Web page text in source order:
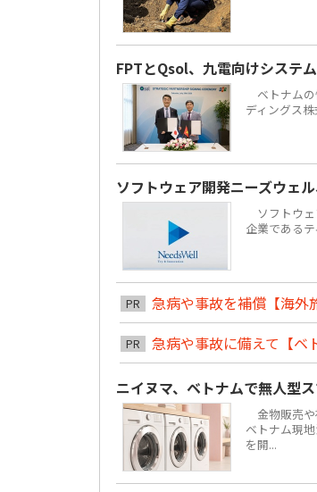
FPTとQsol、九電向けシステ
ベトナムの
ディングス
ソフトウェア開発ニーズウェ
ソフトウェ
企業である
PR 急病や事故を補償【海外
PR 急病や事故に備えて【ベ
ニイヌマ、ベトナムで無人型
金物販売や
ベトナム現
を開...